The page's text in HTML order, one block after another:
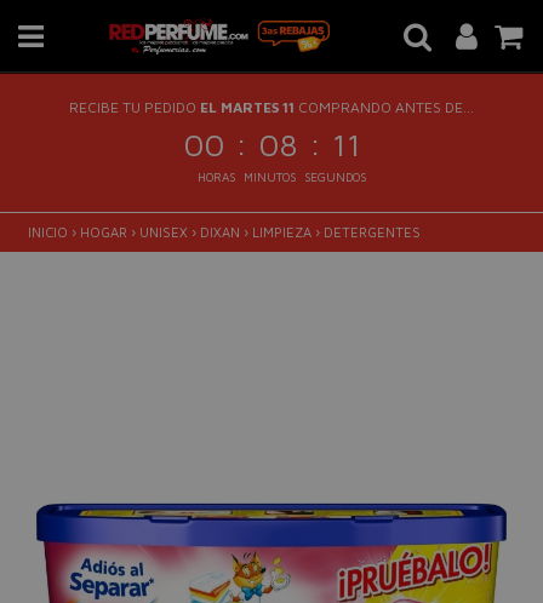
RECIBE TU PEDIDO EL MARTES 11 COMPRANDO ANTES DE...
00 : 08 : 10
HORAS MINUTOS SEGUNDOS
INICIO › HOGAR › UNISEX › DIXAN › LIMPIEZA › DETERGENTES